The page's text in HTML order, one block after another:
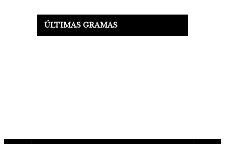
ÚLTIMAS GRAMAS